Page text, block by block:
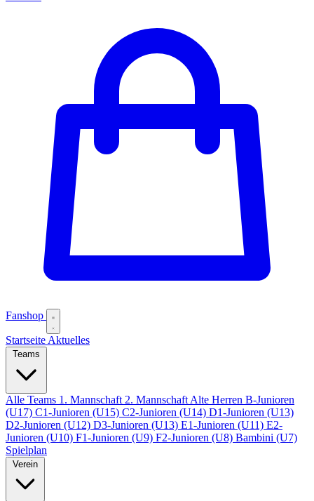
Fanshop
Startseite Aktuelles
Alle Teams 1. Mannschaft 2. Mannschaft Alte Herren B-Junioren
(U17) C1-Junioren (U15) C2-Junioren (U14) D1-Junioren (U13)
D2-Junioren (U12) D3-Junioren (U13) E1-Junioren (U11) E2-
Junioren (U10) F1-Junioren (U9) F2-Junioren (U8) Bambini (U7)
Spielplan